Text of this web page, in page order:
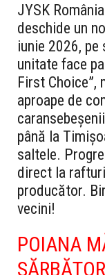
JYSK
deschide un
iunie 2026,
unitate face
First Choice”,
aproape de
până la
saltele.
direct la
producător.
vecini!
POIANA